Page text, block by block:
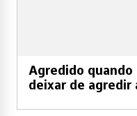
Agredido quando
deixar de agredir